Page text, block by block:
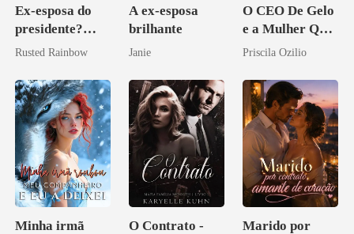
Ex-esposa do
presidente?
Preciosa
família
mafiosa!
Rusted Rainbow
A ex-esposa
brilhante
Janie
O CEO De Gelo
e a Mulher Que
Ele Jurou Odiar
Priscila Ozilio
Minha irmã
O Contrato -
Marido por